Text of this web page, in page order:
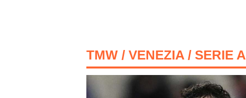
TMW / VENEZIA / SERIE A